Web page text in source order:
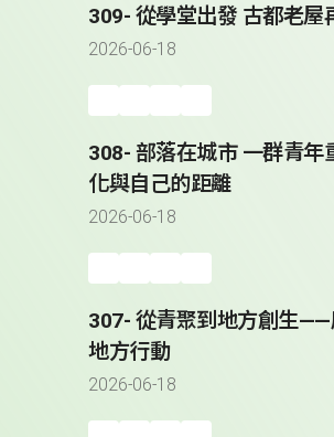
309- 從學堂出發 古都老屋
2026-06-18
308- 部落在城市 一群青年
化與自己的距離
2026-06-18
307- 從青聚到地方創生
地方行動
2026-06-18